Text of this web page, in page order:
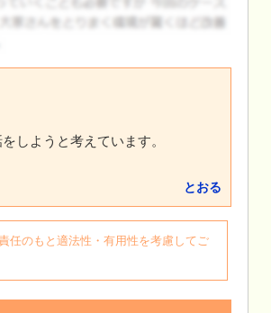
しようと考えています。
とおる
任のもと適法性・有用性を考慮してご